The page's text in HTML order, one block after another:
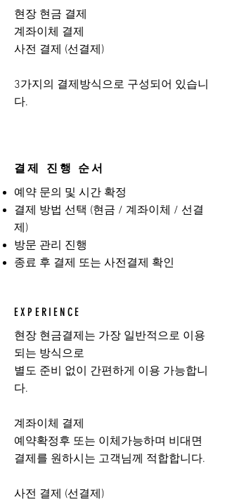
현장 현금 결제
계좌이체 결제
사전 결제 (선결제)
​3가지의 결제방식으로 구성되어 있습니
다.
결제 진행 순서
예약 문의 및 시간 확정
결제 방법 선택 (현금 / 계좌이체 / 선결
제)
방문 관리 진행
종료 후 결제 또는 사전결제 확인
EXPERIENCE
현장 현금결제는 가장 일반적으로 이용
되는 방식으로
별도 준비 없이 간편하게 이용 가능합니
다.
계좌이체 결제
예약확정후 또는 이체가능하며 비대면
결제를 원하시는 고객님께 적합합니다.
사전 결제 (선결제)